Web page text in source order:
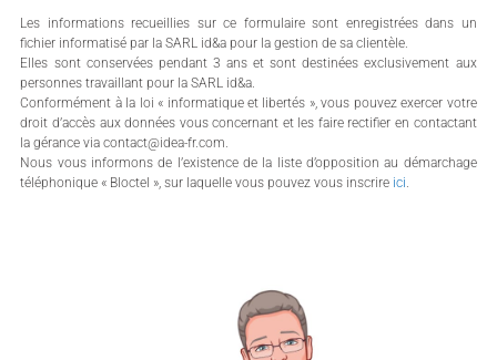
Les informations recueillies sur ce formulaire sont enregistrées dans un
fichier informatisé par la SARL id&a pour la gestion de sa clientèle.
Elles sont conservées pendant 3 ans et sont destinées exclusivement aux
personnes travaillant pour la SARL id&a.
Conformément à la loi « informatique et libertés », vous pouvez exercer votre
droit d’accès aux données vous concernant et les faire rectifier en contactant
la gérance via contact@idea-fr.com.
Nous vous informons de l’existence de la liste d’opposition au démarchage
téléphonique « Bloctel », sur laquelle vous pouvez vous inscrire ici.